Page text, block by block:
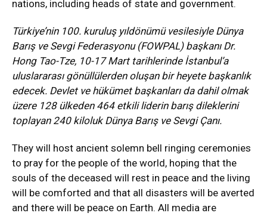
nations, including heads of state and government.
Türkiye’nin 100. kuruluş yıldönümü vesilesiyle Dünya
Barış ve Sevgi Federasyonu (FOWPAL) başkanı Dr.
Hong Tao-Tze, 10-17 Mart tarihlerinde İstanbul’a
uluslararası gönüllülerden oluşan bir heyete başkanlık
edecek. Devlet ve hükümet başkanları da dahil olmak
üzere 128 ülkeden 464 etkili liderin barış dileklerini
toplayan 240 kiloluk Dünya Barış ve Sevgi Çanı.
They will host ancient solemn bell ringing ceremonies
to pray for the people of the world, hoping that the
souls of the deceased will rest in peace and the living
will be comforted and that all disasters will be averted
and there will be peace on Earth. All media are